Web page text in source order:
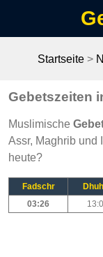
Startseite >
Gebetszeiten
Muslimische
Assr, Maghrib und
heute?
Fadschr
03:26